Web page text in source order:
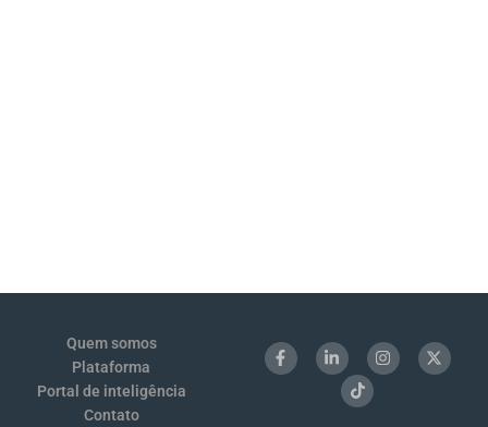
Quem somos
Plataforma
Portal de inteligência
Contato